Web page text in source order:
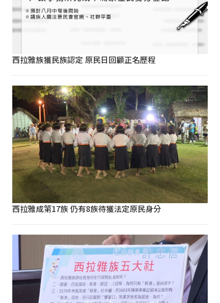
西拉雅族獲民族認定 原民日回顧正名歷程
西拉雅成第17族 仍有8族待獲法定原民身分